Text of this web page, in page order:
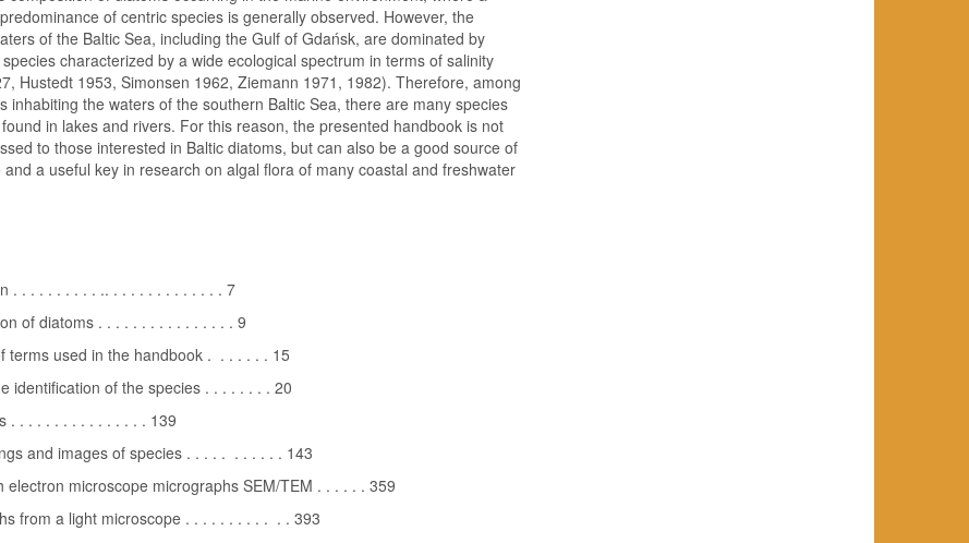
of centric species is generally observed. However, the
of the Baltic Sea, including the Gulf of Gdańsk, are dominated by
characterized by a wide ecological spectrum in terms of salinity
Hustedt 1953, Simonsen 1962, Ziemann 1971, 1982). Therefore, among
inhabiting the waters of the southern Baltic Sea, there are many species
in lakes and rivers. For this reason, the presented handbook is not
to those interested in Baltic diatoms, but can also be a good source of
and a useful key in research on algal flora of many coastal and freshwater
. . . . . . . . . . .. . . . . . . . . . . . . . 7
of diatoms . . . . . . . . . . . . . . . . 9
terms used in the handbook . . . . . . . 15
identification of the species . . . . . . . . 20
. . . . . . . . . . . . . . . . 139
and images of species . . . . . . . . . . . 143
electron microscope micrographs SEM/TEM . . . . . . 359
from a light microscope . . . . . . . . . . . . 393